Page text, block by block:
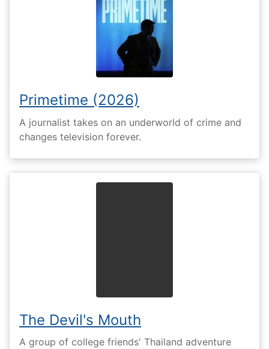
Primetime (2026)
A journalist takes on an underworld of crime and
changes television forever.
The Devil's Mouth
A group of college friends' Thailand adventure